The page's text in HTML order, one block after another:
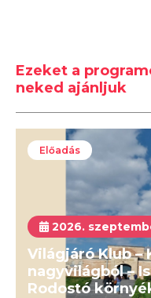
Ezeket a
neked ajánljuk
Előadás
2026.
Világjáró Klub –
nagyvilágból –
Rodostó